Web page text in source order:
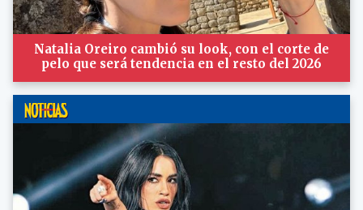
Natalia Oreiro cambió su look, con el corte de
pelo que será tendencia en el resto del 2026